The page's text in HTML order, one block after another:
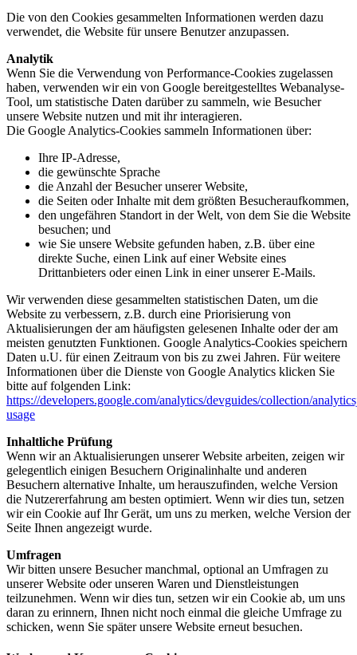
Die von den Cookies gesammelten Informationen werden dazu
verwendet, die Website für unsere Benutzer anzupassen.
Analytik
Wenn Sie die Verwendung von Performance-Cookies zugelassen
haben, verwenden wir ein von Google bereitgestelltes Webanalyse-
Tool, um statistische Daten darüber zu sammeln, wie Besucher
unsere Website nutzen und mit ihr interagieren.
Die Google Analytics-Cookies sammeln Informationen über:
Ihre IP-Adresse,
die gewünschte Sprache
die Anzahl der Besucher unserer Website,
die Seiten oder Inhalte mit dem größten Besucheraufkommen,
den ungefähren Standort in der Welt, von dem Sie die Website
besuchen; und
wie Sie unsere Website gefunden haben, z.B. über eine
direkte Suche, einen Link auf einer Website eines
Drittanbieters oder einen Link in einer unserer E-Mails.
Wir verwenden diese gesammelten statistischen Daten, um die
Website zu verbessern, z.B. durch eine Priorisierung von
Aktualisierungen der am häufigsten gelesenen Inhalte oder der am
meisten genutzten Funktionen. Google Analytics-Cookies speichern
Daten u.U. für einen Zeitraum von bis zu zwei Jahren. Für weitere
Informationen über die Dienste von Google Analytics klicken Sie
bitte auf folgenden Link:
https://developers.google.com/analytics/devguides/collection/
usage
Inhaltliche Prüfung
Wenn wir an Aktualisierungen unserer Website arbeiten, zeigen wir
gelegentlich einigen Besuchern Originalinhalte und anderen
Besuchern alternative Inhalte, um herauszufinden, welche Version
die Nutzererfahrung am besten optimiert. Wenn wir dies tun, setzen
wir ein Cookie auf Ihr Gerät, um uns zu merken, welche Version der
Seite Ihnen angezeigt wurde.
Umfragen
Wir bitten unsere Besucher manchmal, optional an Umfragen zu
unserer Website oder unseren Waren und Dienstleistungen
teilzunehmen. Wenn wir dies tun, setzen wir ein Cookie ab, um uns
daran zu erinnern, Ihnen nicht noch einmal die gleiche Umfrage zu
schicken, wenn Sie später unsere Website erneut besuchen.